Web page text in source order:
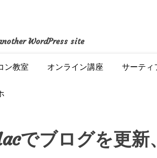
WordPress site
ン教室 オンライン講座 サーティ
でブログを更新